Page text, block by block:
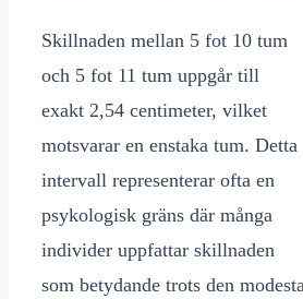
Skillnaden mellan 5 fot 10 tum
och 5 fot 11 tum uppgår till
exakt 2,54 centimeter, vilket
motsvarar en enstaka tum. Detta
intervall representerar ofta en
psykologisk gräns där många
individer uppfattar skillnaden
som betydande trots den